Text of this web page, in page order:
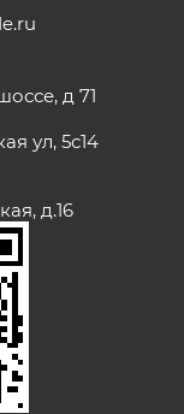
д 71
ул, 5с14
д.16